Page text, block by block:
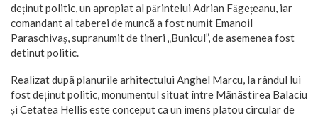
deținut politic, un apropiat al părintelui Adrian Făgețeanu, iar
comandant al taberei de muncã a fost numit Emanoil
Paraschivaş, supranumit de tineri „Bunicul”, de asemenea fost
detinut politic.
Realizat dupã planurile arhitectului Anghel Marcu, la rândul lui
fost deținut politic, monumentul situat între Mãnãstirea Balaciu
și Cetatea Hellis este conceput ca un imens platou circular de